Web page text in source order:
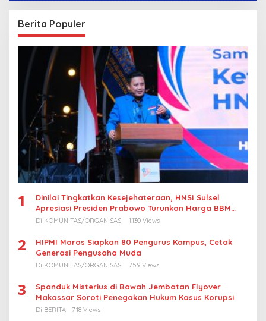
Berita Populer
1
Dinilai Tingkatkan Kesejehateraan, HNSI Sulsel
Apresiasi Presiden Prabowo Turunkan Harga BBM
Nelayan
Di KOMUNITAS/ORGANISASI 1,130 Views
2
HIPMI Maros Siapkan 80 Pengurus Kampus, Cetak
Generasi Pengusaha Muda
Di KOMUNITAS/ORGANISASI 759 Views
3
Spanduk Misterius di Bawah Jembatan Flyover
Makassar Soroti Penegakan Hukum Kasus Korupsi
Di BERITA 718 Views